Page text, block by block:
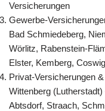
Versicherungen
Gewerbe-
Bad Schmiedeberg,
Wörlitz, Rabenstein-
Elster, Kemberg,
Privat-Versicherungen
Wittenberg
Abtsdorf, Straach,